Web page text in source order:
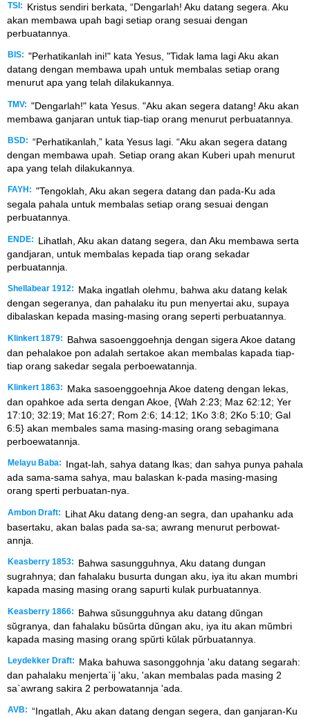
TSI:
Kristus sendiri berkata, “Dengarlah! Aku datang segera. Aku
akan membawa upah bagi setiap orang sesuai dengan
perbuatannya.
BIS: "Perhatikanlah ini!" kata Yesus, "Tidak lama lagi Aku akan
datang dengan membawa upah untuk membalas setiap orang
menurut apa yang telah dilakukannya.
TMV: "Dengarlah!" kata Yesus. "Aku akan segera datang! Aku akan
membawa ganjaran untuk tiap-tiap orang menurut perbuatannya.
BSD: “Perhatikanlah,” kata Yesus lagi. “Aku akan segera datang
dengan membawa upah. Setiap orang akan Kuberi upah menurut
apa yang telah dilakukannya.
FAYH: "Tengoklah, Aku akan segera datang dan pada-Ku ada
segala pahala untuk membalas setiap orang sesuai dengan
perbuatannya.
ENDE:
Lihatlah, Aku akan datang segera, dan Aku membawa serta
gandjaran, untuk membalas kepada tiap orang sekadar
perbuatannja.
Shellabear 1912:
Maka ingatlah olehmu, bahwa aku datang kelak
dengan segeranya, dan pahalaku itu pun menyertai aku, supaya
dibalaskan kepada masing-masing orang seperti perbuatannya.
Klinkert 1879:
Bahwa sasoenggoehnja dengan sigera Akoe datang
dan pehalakoe pon adalah sertakoe akan membalas kapada tiap-
tiap orang sakedar segala perboewatannja.
Klinkert 1863:
Maka sasoenggoehnja Akoe dateng dengan lekas,
dan opahkoe ada serta dengan Akoe, {Wah 2:23; Maz 62:12; Yer
17:10; 32:19; Mat 16:27; Rom 2:6; 14:12; 1Ko 3:8; 2Ko 5:10; Gal
6:5} akan membales sama masing-masing orang sebagimana
perboewatannja.
Melayu Baba:
Ingat-lah, sahya datang lkas; dan sahya punya pahala
ada sama-sama sahya, mau balaskan k-pada masing-masing
orang sperti perbuatan-nya.
Ambon Draft:
Lihat Aku datang deng-an segra, dan upahanku ada
basertaku, akan balas pada sa-sa; awrang menurut perbowat-
annja.
Keasberry 1853:
Bahwa sasungguhnya, Aku datang dungan
sugrahnya; dan fahalaku busurta dungan aku, iya itu akan mumbri
kapada masing masing orang sapurti kulak purbuatannya.
Keasberry 1866:
Bahwa sŭsungguhnya aku datang dŭngan
sŭgranya, dan fahalaku bŭsŭrta dŭngan aku, iya itu akan mŭmbri
kapada masing masing orang spŭrti kŭlak pŭrbuatannya.
Leydekker Draft:
Maka bahuwa sasonggohnja 'aku datang segarah:
dan pahalaku menjerta`ij 'aku, 'akan membalas pada masing 2
sa`awrang sakira 2 perbowatannja 'ada.
AVB: “Ingatlah, Aku akan datang dengan segera, dan ganjaran-Ku